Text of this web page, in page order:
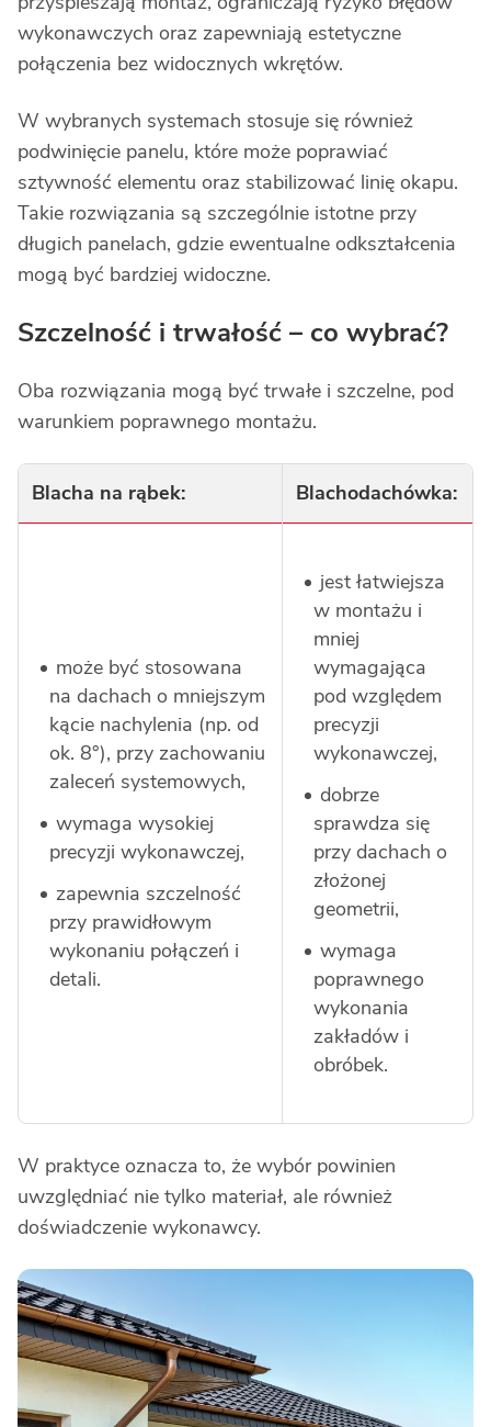
wykonawczych oraz zapewniają estetyczne
połączenia bez widocznych wkrętów.
W wybranych systemach stosuje się również
podwinięcie panelu, które może poprawiać
sztywność elementu oraz stabilizować linię okapu.
Takie rozwiązania są szczególnie istotne przy
długich panelach, gdzie ewentualne odkształcenia
mogą być bardziej widoczne.
Szczelność i trwałość – co wybrać?
Oba rozwiązania mogą być trwałe i szczelne, pod
warunkiem poprawnego montażu.
Blacha na rąbek: Blachodachówka:
może być stosowana
na dachach o mniejszym
kącie nachylenia (np. od
ok. 8°), przy zachowaniu
zaleceń systemowych,
wymaga wysokiej
precyzji wykonawczej,
zapewnia szczelność
przy prawidłowym
wykonaniu połączeń i
detali.
jest łatwiejsza
w montażu i
mniej
wymagająca
pod względem
precyzji
wykonawczej,
dobrze
sprawdza się
przy dachach o
złożonej
geometrii,
wymaga
poprawnego
wykonania
zakładów i
obróbek.
W praktyce oznacza to, że wybór powinien
uwzględniać nie tylko materiał, ale również
doświadczenie wykonawcy.